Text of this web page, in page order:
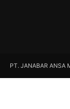
PT. JANABAR ANSA